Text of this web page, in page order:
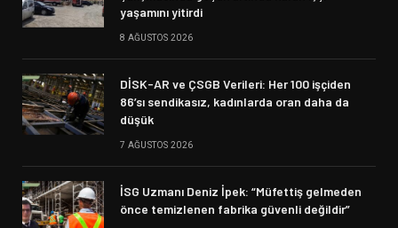
yaşamını yitirdi
8 AĞUSTOS 2026
DİSK-AR ve ÇSGB Verileri: Her 100 işçiden
86’sı sendikasız, kadınlarda oran daha da
düşük
7 AĞUSTOS 2026
İSG Uzmanı Deniz İpek: “Müfettiş gelmeden
önce temizlenen fabrika güvenli değildir”